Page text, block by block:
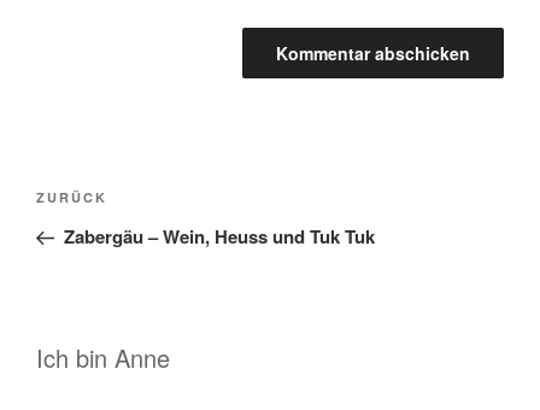
Beitragsnavigation
Vorheriger
Beitrag
ZURÜCK
Zabergäu – Wein, Heuss und Tuk Tuk
Ich bin Anne